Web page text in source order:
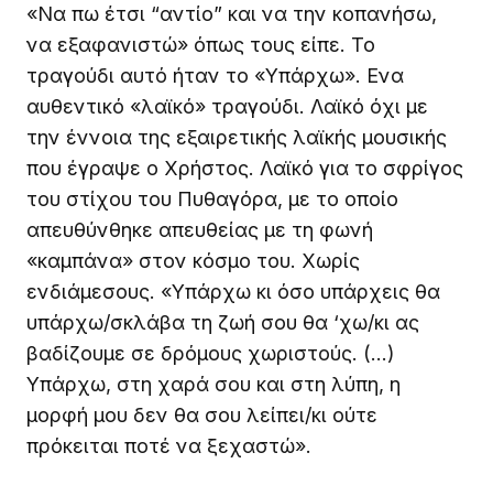
«Να πω έτσι “αντίο” και να την κοπανήσω,
να εξαφανιστώ» όπως τους είπε. Το
τραγούδι αυτό ήταν το «Υπάρχω». Ενα
αυθεντικό «λαϊκό» τραγούδι. Λαϊκό όχι με
την έννοια της εξαιρετικής λαϊκής μουσικής
που έγραψε ο Χρήστος. Λαϊκό για το σφρίγος
του στίχου του Πυθαγόρα, με το οποίο
απευθύνθηκε απευθείας με τη φωνή
«καμπάνα» στον κόσμο του. Χωρίς
ενδιάμεσους. «Υπάρχω κι όσο υπάρχεις θα
υπάρχω/σκλάβα τη ζωή σου θα ‘χω/κι ας
βαδίζουμε σε δρόμους χωριστούς. (…)
Υπάρχω, στη χαρά σου και στη λύπη, η
μορφή μου δεν θα σου λείπει/κι ούτε
πρόκειται ποτέ να ξεχαστώ».